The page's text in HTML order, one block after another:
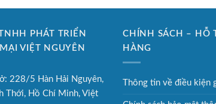
PHÁT TRIỂN
VIỆT NGUYÊN
228/5 Hàn Hải Nguyên,
Thới, Hồ Chí Minh, Việt
CHÍNH SÁCH – HỖ
HÀNG
Thông tin về điều kiện